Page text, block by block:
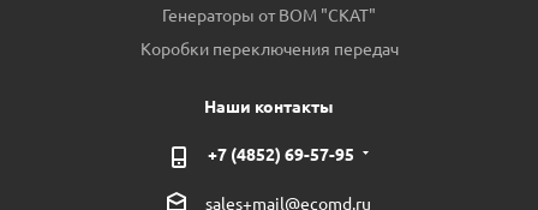
Генераторы от ВОМ "СКАТ"
Коробки переключения передач
Наши контакты
+7 (4852) 69-57-95
sales+mail@ecomd.ru